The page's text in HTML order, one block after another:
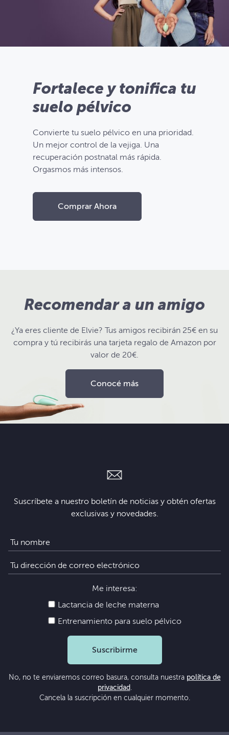
Fortalece y tonifica tu
suelo pélvico
Convierte tu suelo pélvico en una prioridad.
Un mejor control de la vejiga. Una
recuperación postnatal más rápida.
Orgasmos más intensos.
Comprar Ahora
Recomendar a un amigo
¿Ya eres cliente de Elvie? Tus amigos recibirán 25€ en su
compra y tú recibirás una tarjeta regalo de Amazon por
valor de 20€.
Conocé más
Suscríbete a nuestro boletín de noticias y obtén ofertas
exclusivas y novedades.
Me interesa:
Lactancia de leche materna
Entrenamiento para suelo pélvico
Suscribirme
No, no te enviaremos correo basura, consulta nuestra política de
privacidad .
Cancela la suscripción en cualquier momento.